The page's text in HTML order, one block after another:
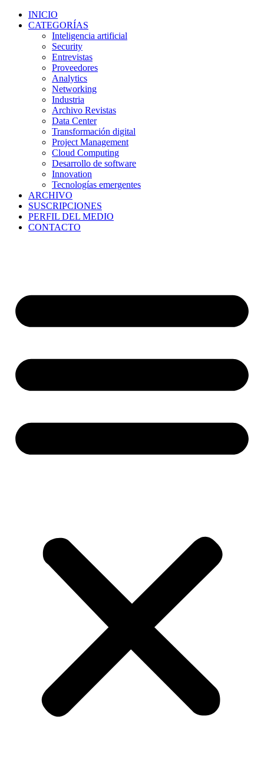
INICIO
CATEGORÍAS
Inteligencia artificial
Security
Entrevistas
Proveedores
Analytics
Networking
Industria
Archivo Revistas
Data Center
Transformación digital
Project Management
Cloud Computing
Desarrollo de software
Innovation
Tecnologías emergentes
ARCHIVO
SUSCRIPCIONES
PERFIL DEL MEDIO
CONTACTO